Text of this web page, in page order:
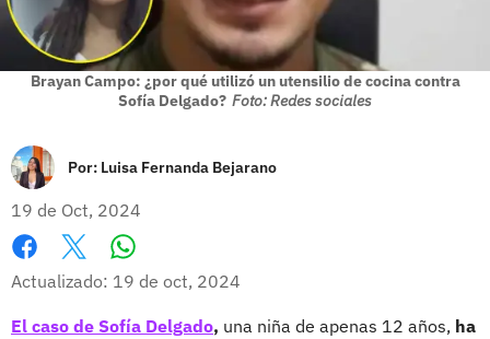
Brayan Campo: ¿por qué utilizó un utensilio de cocina contra
Sofía Delgado? Foto: Redes sociales
Por: Luisa Fernanda Bejarano
19 de Oct, 2024
Facebook
X
Actualizado: 19 de oct, 2024
El caso de Sofía Delgado, una niña de apenas 12 años, ha